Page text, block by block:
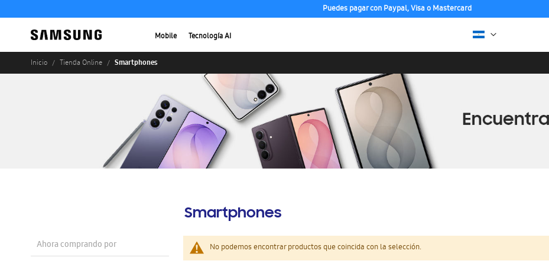
Puedes pagar con Paypal, Visa o Mastercard
Mobile Tecnología AI
Inicio Tienda Online Smartphones
Smartphones
No podemos encontrar productos que coincida con la selección.
Ahora comprando por